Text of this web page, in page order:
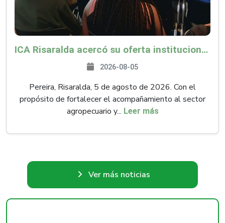
ICA Risaralda acercó su oferta institucional a productores y emprendedores en Expocamello
2026-08-05
Pereira, Risaralda, 5 de agosto de 2026. Con el
propósito de fortalecer el acompañamiento al sector
agropecuario y... Leer más
Ver más noticias